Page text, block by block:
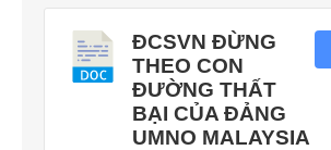
ĐCSVN ĐỪNG
THEO CON
ĐƯỜNG THẤT
BẠI CỦA ĐẢNG
UMNO MALAYSIA